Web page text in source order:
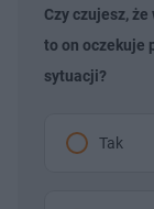
Czy czujesz,
to on oczekuje
sytuacji?
Tak